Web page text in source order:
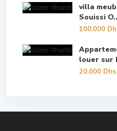
villa
Souissi
100.000
louer sur
20.000